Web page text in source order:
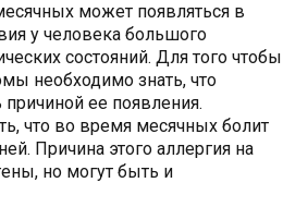
может появляться в
у человека большого
состояний. Для того чтобы
необходимо знать, что
ее появления.
что во время месячных болит
Причина этого аллергия на
но могут быть и